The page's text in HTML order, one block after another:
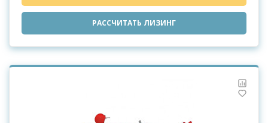
РАССЧИТАТЬ ЛИЗИНГ